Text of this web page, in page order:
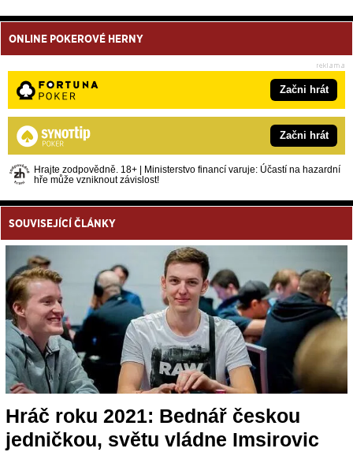
ONLINE POKEROVÉ HERNY
Začni hrát
Začni hrát
Hrajte zodpovědně. 18+ | Ministerstvo financí varuje: Účastí na hazardní
hře může vzniknout závislost!
SOUVISEJÍCÍ ČLÁNKY
Hráč roku 2021: Bednář českou
jedničkou, světu vládne Imsirovic